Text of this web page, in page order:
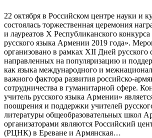
22 октября в Российском центре науки и
состоялась торжественная церемония
и лауреатов X Республиканского
русского языка Армении 2019 года».
организовано в рамках XII Дней
направленных на популяризацию и
как языка международного и
важного фактора развития российско-
сотрудничества в гуманитарной сфере.
учитель русского языка Армении»
поощрения и поддержки учителей
литературы общеобразовательных школ
организаторами являются Российский
(РЦНК) в Ереване и Армянская…